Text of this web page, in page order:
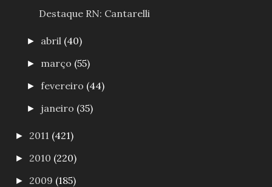
Destaque RN: Cantarelli
► abril (40)
► março (55)
►fevereiro (44)
► janeiro (35)
► 2011 (421)
► 2010 (220)
► 2009 (185)